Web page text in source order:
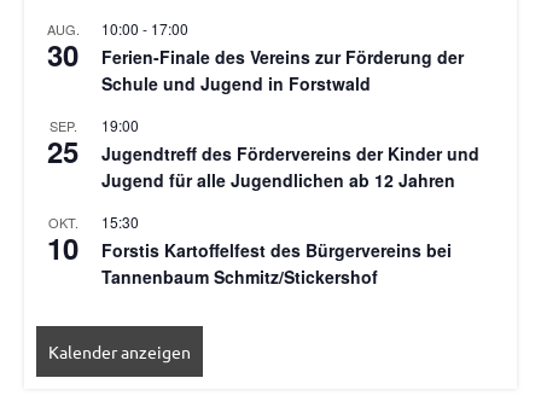
AUG.
30
10:00 - 17:00
Ferien-Finale des Vereins zur Förderung der
Schule und Jugend in Forstwald
SEP.
25
19:00
Jugendtreff des Fördervereins der Kinder und
Jugend für alle Jugendlichen ab 12 Jahren
OKT.
10
15:30
Forstis Kartoffelfest des Bürgervereins bei
Tannenbaum Schmitz/Stickershof
Kalender anzeigen